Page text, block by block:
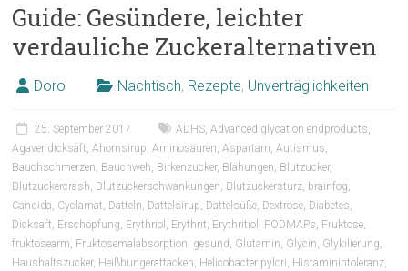
Guide: Gesündere, leichter
verdauliche Zuckeralternativen
Doro Nachtisch, Rezepte, Unverträglichkeiten
25. September 2017 ADHS ,Advanced glycation endproducts
Agavendicksaft ,Ahornsirup ,Aminosäuren ,Aspartam ,Autismus
Bauchschmerzen Bauchweh Birkenzucker, Blähungen Blutzucker,
Blutzuckercrash Blutzuckerschwankungen Blutzuckersturz brainfog
Candida Cyclamat Datteln Dattelsirup Dattelsüße Dextrose Diabetes
Dicksaft Erschöpfung Erythriol Erythrit Erythritiol FODMAPs Fruktose
fruktosearm Fruktosemalabsorption gesund Glutamin Glycin Glykilierung
Haushaltszucker, Heißhungerattacken Helicobacter pylori Histaminintoleranz